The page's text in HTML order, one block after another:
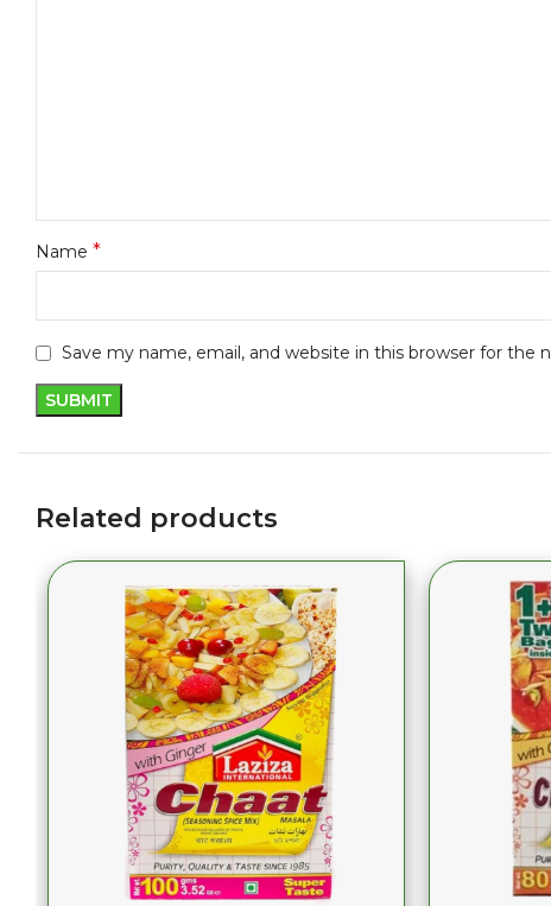
Name *
Save my name, email, and website in this browser for the
Related products